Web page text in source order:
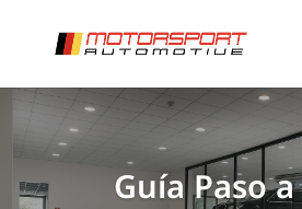
Guía Paso
[/et_pb_slide] [/et_pb_slide]